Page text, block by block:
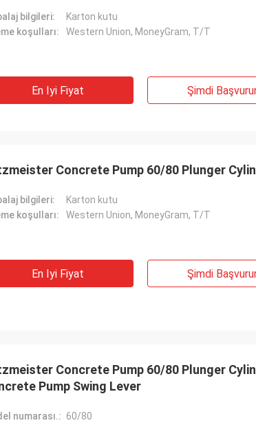
bilgileri:
Karton kutu
koşulları:
Western Union, MoneyGram, T/T
En Iyi Fiyat Şimdi
Concrete Pump 60/80 Plunger
bilgileri:
Karton kutu
koşulları:
Western Union, MoneyGram, T/T
En Iyi Fiyat Şimdi
Concrete Pump 60/80 Plunger
Pump Swing Lever
numarası.: 60/80